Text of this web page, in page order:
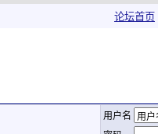
论坛首页
用户名